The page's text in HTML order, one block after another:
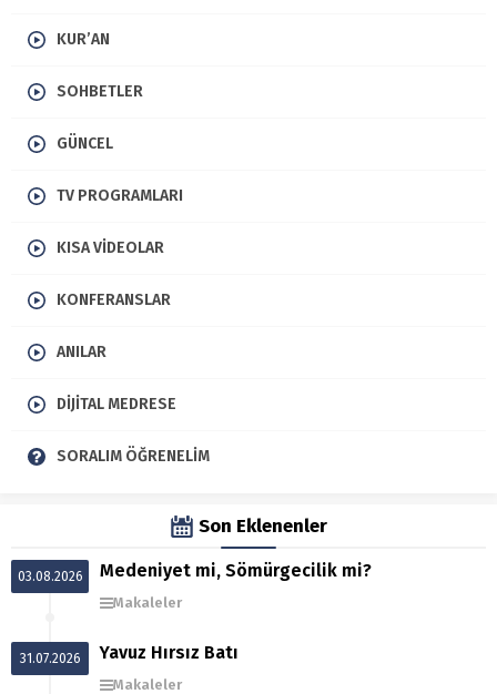
KUR’AN
SOHBETLER
GÜNCEL
TV PROGRAMLARI
KISA VIDEOLAR
KONFERANSLAR
ANILAR
DIJITAL MEDRESE
SORALIM ÖĞRENELIM
Son Eklenenler
03.08.2026 Medeniyet mi, Sömürgecilik mi?
Makaleler
31.07.2026 Yavuz Hırsız Batı
Makaleler